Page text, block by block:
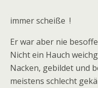
immer scheiße !
Er war aber nie
Nicht ein Hauch
Nacken, gebildet und
meistens schlecht